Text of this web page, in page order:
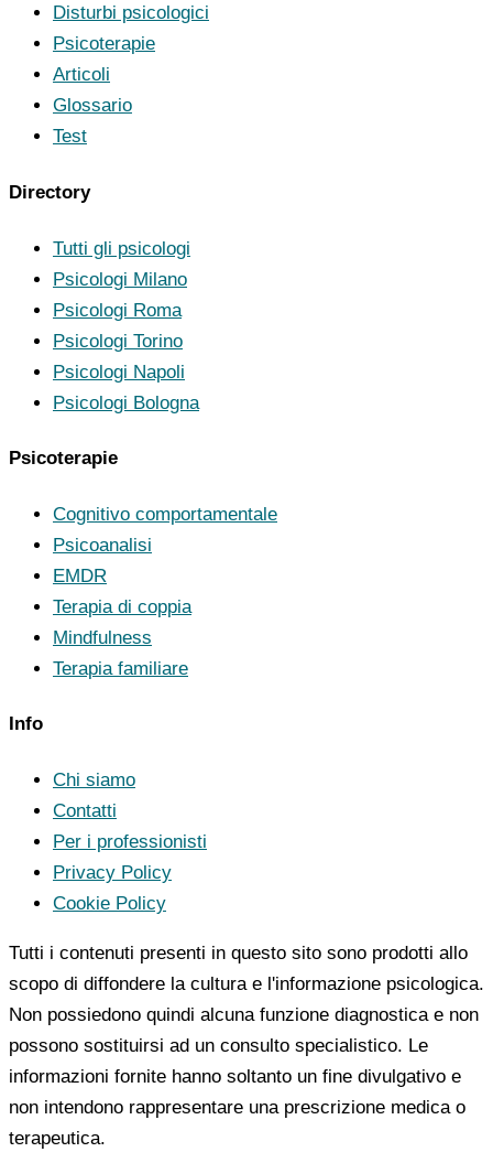
Disturbi psicologici
Psicoterapie
Articoli
Glossario
Test
Directory
Tutti gli psicologi
Psicologi Milano
Psicologi Roma
Psicologi Torino
Psicologi Napoli
Psicologi Bologna
Psicoterapie
Cognitivo comportamentale
Psicoanalisi
EMDR
Terapia di coppia
Mindfulness
Terapia familiare
Info
Chi siamo
Contatti
Per i professionisti
Privacy Policy
Cookie Policy
Tutti i contenuti presenti in questo sito sono prodotti allo
scopo di diffondere la cultura e l'informazione psicologica.
Non possiedono quindi alcuna funzione diagnostica e non
possono sostituirsi ad un consulto specialistico. Le
informazioni fornite hanno soltanto un fine divulgativo e
non intendono rappresentare una prescrizione medica o
terapeutica.